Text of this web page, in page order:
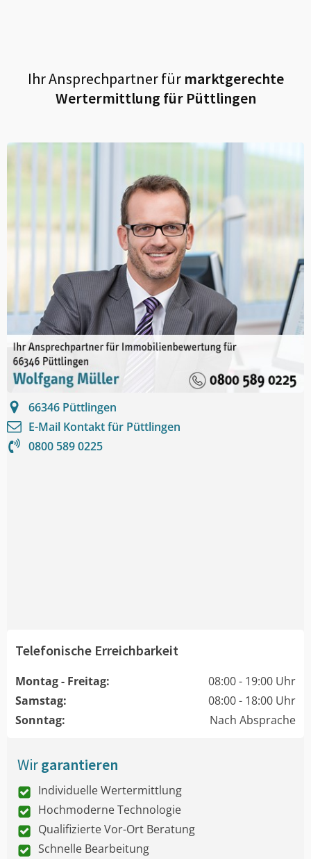
Ihr Ansprechpartner fürmarktgerechte
Wertermittlung für Püttlingen
66346 Püttlingen
E-Mail Kontakt für Püttlingen
0800 589 0225
Telefonische Erreichbarkeit
Montag - Freitag:
08:00 - 19:00 Uhr
Samstag:
08:00 - 18:00 Uhr
Sonntag:
Nach Absprache
Wirgarantieren
Individuelle Wertermittlung
Hochmoderne Technologie
Qualifizierte Vor-Ort Beratung
Schnelle Bearbeitung